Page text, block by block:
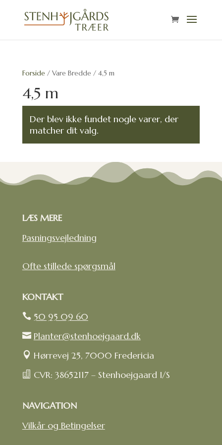
Forside/ Vare Bredde / 4,5 m
4,5 m
Der blev ikke fundet nogle varer, der
matcher dit valg.
LÆS MERE
Pasningsvejledning
Ofte stillede spørgsmål
KONTAKT
 50 95 09 60
 Planter@stenhoejgaard.dk
 Hørrevej 25, 7000 Fredericia
 CVR: 38652117 – Stenhoejgaard I/S
NAVIGATION
Vilkår og Betingelser